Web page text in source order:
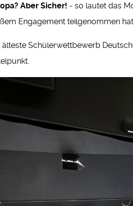
Aber Sicher! - so lautet das
Engagement teilgenommen hat.
älteste Schülerwettbewerb